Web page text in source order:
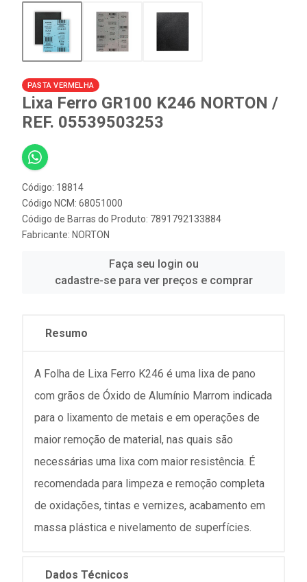
PASTA VERMELHA
Lixa Ferro GR100 K246 NORTON /
REF. 05539503253
Código: 18814
Código NCM: 68051000
Código de Barras do Produto: 7891792133884
Fabricante: NORTON
Faça seu login ou
cadastre-se para ver preços e comprar
Resumo
A Folha de Lixa Ferro K246 é uma lixa de pano
com grãos de Óxido de Alumínio Marrom indicada
para o lixamento de metais e em operações de
maior remoção de material, nas quais são
necessárias uma lixa com maior resistência. É
recomendada para limpeza e remoção completa
de oxidações, tintas e vernizes, acabamento em
massa plástica e nivelamento de superfícies.
Dados Técnicos